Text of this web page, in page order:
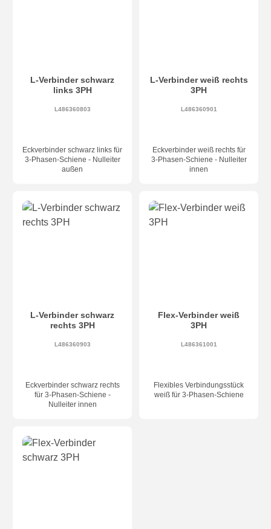
L-Verbinder schwarz
links 3PH
L486360803
Eckverbinder schwarz links für
3-Phasen-Schiene - Nulleiter
außen
L-Verbinder weiß rechts
3PH
L486360901
Eckverbinder weiß rechts für
3-Phasen-Schiene - Nulleiter
innen
L-Verbinder schwarz
rechts 3PH
L486360903
Eckverbinder schwarz rechts
für 3-Phasen-Schiene -
Nulleiter innen
Flex-Verbinder weiß
3PH
L486361001
Flexibles Verbindungsstück
weiß für 3-Phasen-Schiene